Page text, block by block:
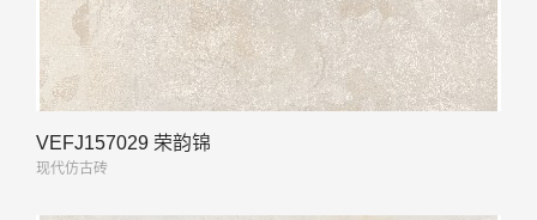
VEFJ157029 荣韵锦
现代仿古砖